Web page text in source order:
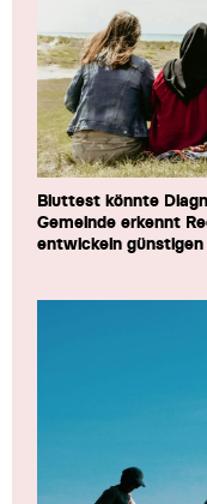
Bluttest könnte
Gemeinde erkennt
entwickeln